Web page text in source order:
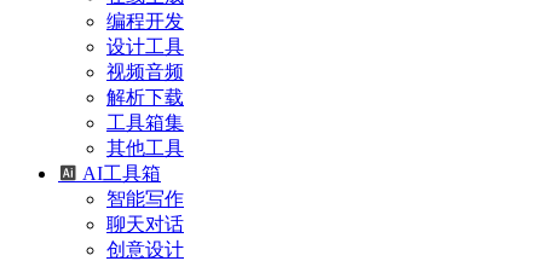
编程开发
设计工具
视频音频
解析下载
工具箱集
其他工具
AI工具箱
智能写作
聊天对话
创意设计